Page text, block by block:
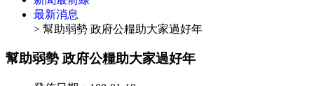
最新消息
> 幫助弱勢 政府公糧助大家過好年
幫助弱勢 政府公糧助大家過好年